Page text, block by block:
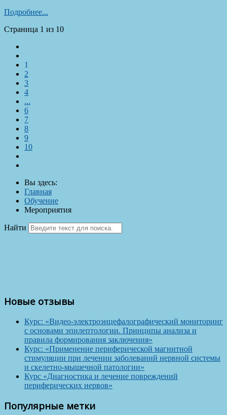
Подробнее...
Страница 1 из 10
1
2
3
4
...
6
7
8
9
10
Вы здесь:
Главная
Обучение
Мероприятия
Найти
Новые отзывы
Курс: «Видео-электроэнцефалографический мониторинг
с основами эпилептологии. Принципы анализа и
правила формирования заключения»
Курс: «Применение периферической магнитной
стимуляции при лечении заболеваний нервной системы
и скелетно-мышечной патологии»
Курс «Диагностика и лечение повреждений
периферических нервов»
Популярные метки